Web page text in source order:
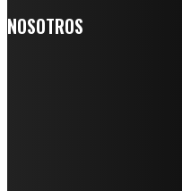
NOSOTROS